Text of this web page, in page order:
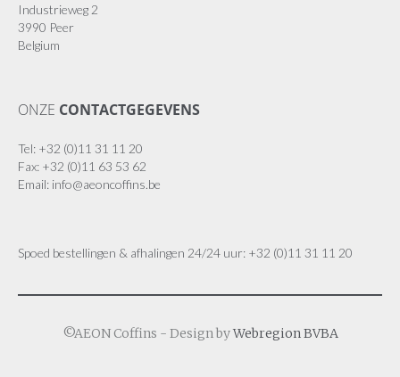
Industrieweg 2
3990 Peer
Belgium
ONZE CONTACTGEGEVENS
Tel: +32 (0)11 31 11 20
Fax: +32 (0)11 63 53 62
Email: info@aeoncoffins.be
Spoed bestellingen & afhalingen 24/24 uur: +32 (0)11 31 11 20
©AEON Coffins - Design byWebregion BVBA